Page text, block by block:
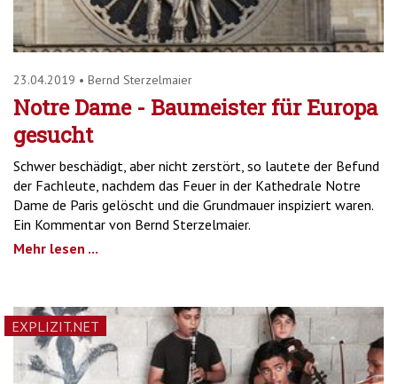
23.04.2019 • Bernd Sterzelmaier
Notre Dame - Baumeister für Europa
gesucht
Schwer beschädigt, aber nicht zerstört, so lautete der Befund
der Fachleute, nachdem das Feuer in der Kathedrale Notre
Dame de Paris gelöscht und die Grundmauer inspiziert waren.
Ein Kommentar von Bernd Sterzelmaier.
Mehr lesen ...
EXPLIZIT.NET